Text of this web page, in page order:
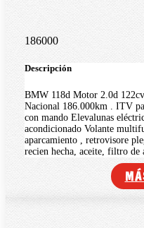
186000
Descripción
BMW 118d Motor 2.0d
Nacional 186.000km . ITV
con mando Elevalunas
acondicionado Volante
aparcamiento , retrovisore
recien hecha, aceite, filtro de